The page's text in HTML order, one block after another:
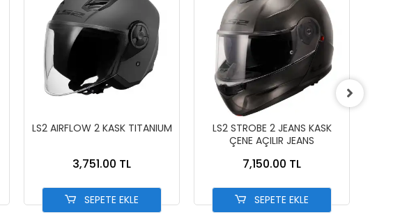
LS2 AIRFLOW 2 KASK TITANIUM
3,751.00 TL
SEPETE EKLE
LS2 STROBE 2 JEANS KASK
ÇENE AÇILIR JEANS
7,150.00 TL
SEPETE EKLE